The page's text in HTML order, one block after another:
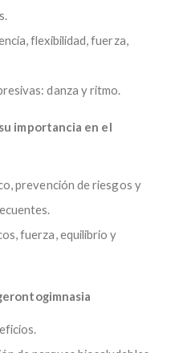
flexibilidad, fuerza,
danza y ritmo.
importancia en el
prevención de riesgos y
fuerza, equilibrio y